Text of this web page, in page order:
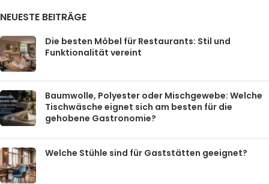
NEUESTE BEITRÄGE
Die besten Möbel für Restaurants: Stil und
Funktionalität vereint
Baumwolle, Polyester oder Mischgewebe: Welche
Tischwäsche eignet sich am besten für die
gehobene Gastronomie?
Welche Stühle sind für Gaststätten geeignet?